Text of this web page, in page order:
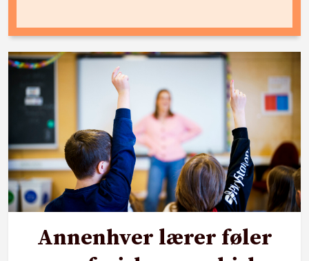
Annenhver lærer føler